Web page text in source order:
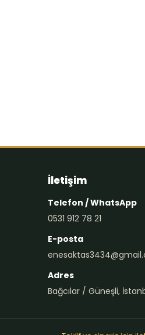
İletişim
Telefon / WhatsApp
0531 912 78 21
E-posta
Adres
Bağcılar / Güneşli,